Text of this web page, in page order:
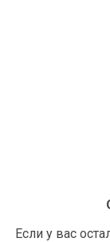
Если у вас